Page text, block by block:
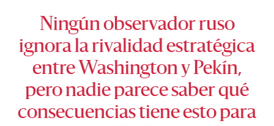
Ningún observador ruso
ignora la rivalidad estratégica
entre Washington y Pekín,
pero nadie parece saber qué
consecuencias tiene esto para